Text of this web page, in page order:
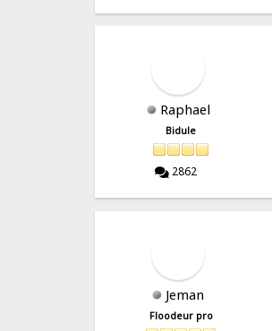
Raphael
Bidule
2862
Jeman
Floodeur pro